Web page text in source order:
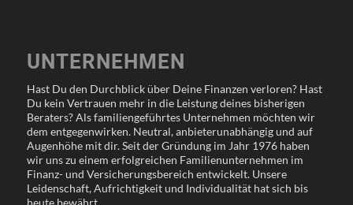
UNTERNEHMEN
Hast Du den Durchblick über Deine Finanzen verloren? Hast
Du kein Vertrauen mehr in die Leistung deines bisherigen
Beraters? Als familiengeführtes Unternehmen möchten wir
dem entgegenwirken. Neutral, anbieterunabhängig und auf
Augenhöhe mit dir. Seit der Gründung im Jahr 1976 haben
wir uns zu einem erfolgreichen Familienunternehmen im
Finanz- und Versicherungsbereich entwickelt. Unsere
Leidenschaft, Aufrichtigkeit und Individualität hat sich bis
heute bewährt.